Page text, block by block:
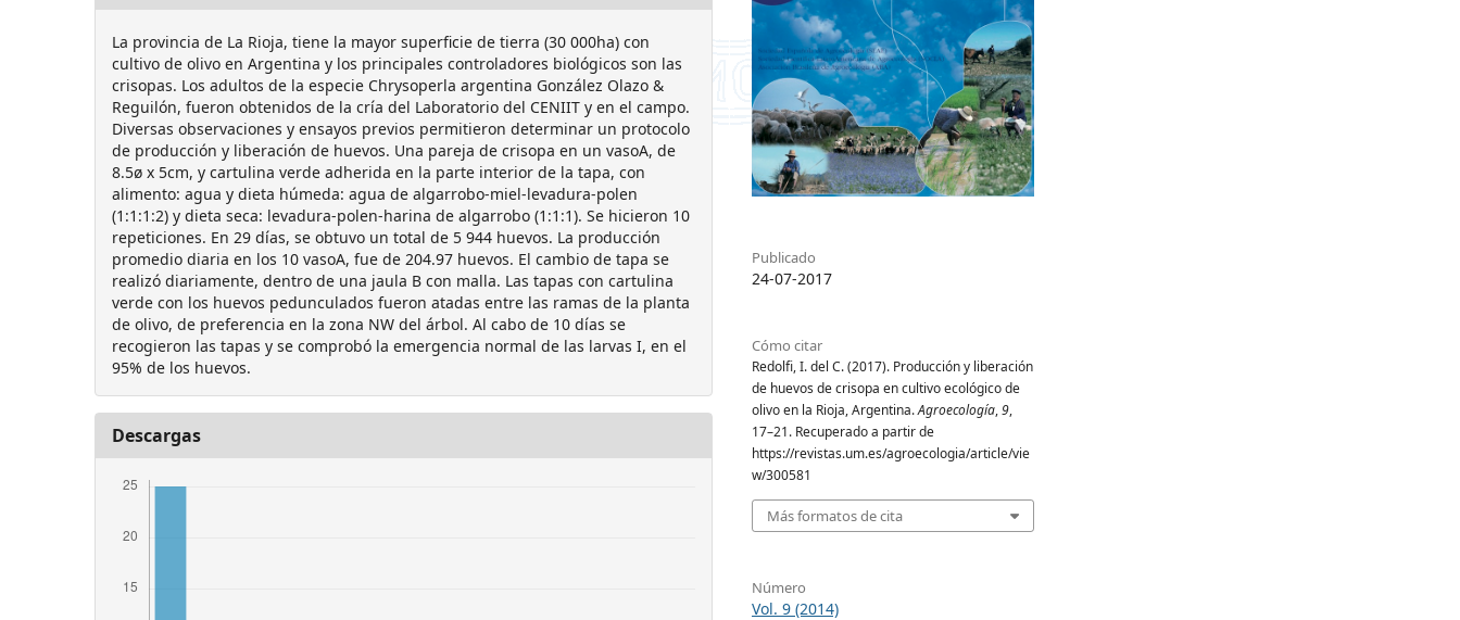
La provincia de La Rioja, tiene la mayor superficie de tierra (30 000ha) con
cultivo de olivo en Argentina y los principales controladores biológicos son las
crisopas. Los adultos de la especie Chrysoperla argentina González Olazo &
Reguilón, fueron obtenidos de la cría del Laboratorio del CENIIT y en el campo.
Diversas observaciones y ensayos previos permitieron determinar un protocolo
de producción y liberación de huevos. Una pareja de crisopa en un vasoA, de
8.5ø x 5cm, y cartulina verde adherida en la parte interior de la tapa, con
alimento: agua y dieta húmeda: agua de algarrobo-miel-levadura-polen
(1:1:1:2) y dieta seca: levadura-polen-harina de algarrobo (1:1:1). Se hicieron 10
repeticiones. En 29 días, se obtuvo un total de 5 944 huevos. La producción
promedio diaria en los 10 vasoA, fue de 204.97 huevos. El cambio de tapa se
realizó diariamente, dentro de una jaula B con malla. Las tapas con cartulina
verde con los huevos pedunculados fueron atadas entre las ramas de la planta
de olivo, de preferencia en la zona NW del árbol. Al cabo de 10 días se
recogieron las tapas y se comprobó la emergencia normal de las larvas I, en el
95% de los huevos.
Descargas
Publicado
24-07-2017
Cómo citar
Redolfi, I. del C. (2017). Producción y liberación
de huevos de crisopa en cultivo ecológico de
olivo en la Rioja, Argentina.Agroecología,9,
17–21. Recuperado a partir de
https://revistas.um.es/agroecologia/article/vie
w/300581
Más formatos de cita
Número
Vol. 9 (2014)